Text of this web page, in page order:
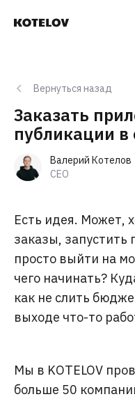
Вернуться назад
Заказать
публикации в
Валерий Котелов
CEO
Есть идея. Может,
заказы, запустить
просто выйти на
чего начинать?
как не слить
выходе что-то
Мы в KOTELOV
больше 50